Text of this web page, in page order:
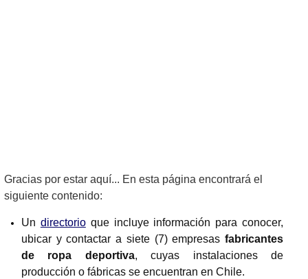
Gracias por estar aquí... En esta página encontrará el
siguiente contenido:
Un directorioque incluye información para conocer,
ubicar y contactar a siete (7) empresas fabricantes
de ropa deportiva, cuyas instalaciones de
producción o fábricas se encuentran en Chile.